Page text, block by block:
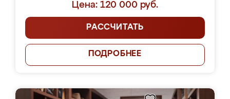
Цена: 120 000 руб.
РАССЧИТАТЬ
ПОДРОБНЕЕ